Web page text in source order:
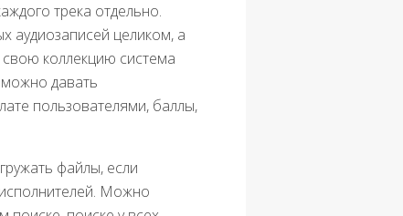
трека отдельно.
аудиозаписей целиком, а
коллекцию система
давать
пользователями, баллы,
файлы, если
Можно